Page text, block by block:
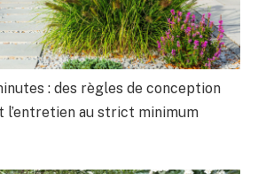
: des règles de conception
l’entretien au strict minimum